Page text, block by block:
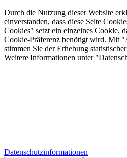
Durch die Nutzung dieser Website
einverstanden, dass diese Seite
Cookies" setzt ein einzelnes Cookie,
Cookie-Präferenz benötigt wird. Mit
stimmen Sie der Erhebung
Weitere Informationen unter
Datenschutzinformationen